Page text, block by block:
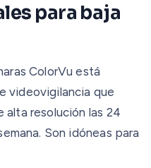
para baja
ColorVu está
videovigilancia que
alta resolución las 24
Son idóneas para